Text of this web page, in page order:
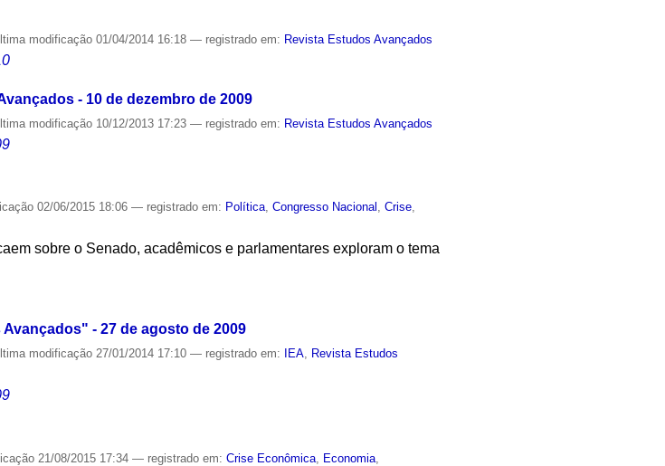
modificação 01/04/2014 16:18— registrado em: Revista Estudos Avançados
- 10 de dezembro de 2009
modificação 10/12/2013 17:23— registrado em: Revista Estudos Avançados
02/06/2015 18:06— registrado em: Política,Congresso Nacional ,Crise,
sobre o Senado, acadêmicos e parlamentares exploram o tema
- 27 de agosto de 2009
modificação 27/01/2014 17:10— registrado em: IEA, Revista Estudos
21/08/2015 17:34— registrado em:Crise Econômica Economia